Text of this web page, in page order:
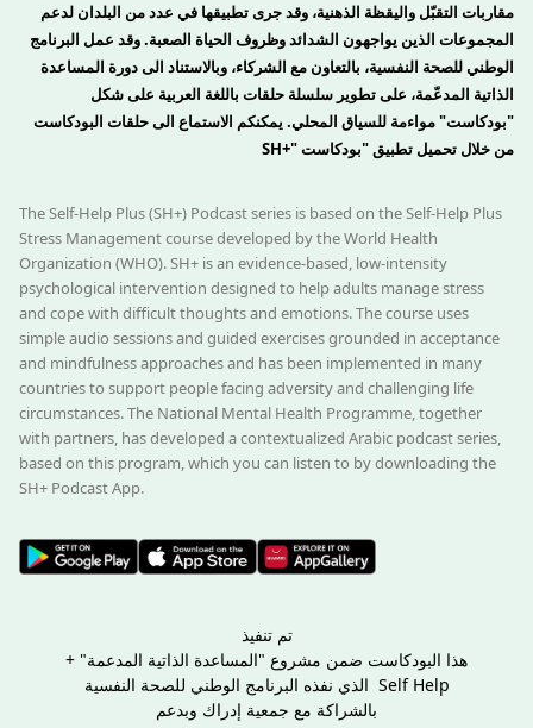
مقاربات التقبّل واليقظة الذهنية، وقد جرى تطبيقها في عدد من البلدان لدعم
المجموعات الذين يواجهون الشدائد وظروف الحياة الصعبة. وقد عمل البرنامج
الوطني للصحة النفسية، بالتعاون مع الشركاء، وبالاستناد الى دورة المساعدة
الذاتية المدعّمة، على تطوير سلسلة حلقات باللغة العربية على شكل
"بودكاست" مواءمة للسياق المحلي. يمكنكم الاستماع الى حلقات البودكاست
من خلال تحميل تطبيق "بودكاستSH+"
The Self-Help Plus (SH+) Podcast series is based on the Self-Help Plus
Stress Management course developed by the World Health
Organization (WHO). SH+ is an evidence-based, low-intensity
psychological intervention designed to help adults manage stress
and cope with difficult thoughts and emotions. The course uses
simple audio sessions and guided exercises grounded in acceptance
and mindfulness approaches and has been implemented in many
countries to support people facing adversity and challenging life
circumstances. The National Mental Health Programme, together
with partners, has developed a contextualized Arabic podcast series,
based on this program, which you can listen to by downloading the
SH+ Podcast App.
تم تنفيذ
هذا البودكاست ضمن مشروع "المساعدة الذاتية المدعمة" +
Self Help الذي نفذه البرنامج الوطني للصحة النفسية
بالشراكة مع جمعية إدراك وبدعم